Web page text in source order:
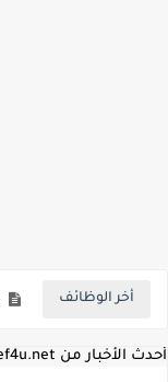
أخر الوظائف
أحدث الأخبار من wazaef4u.net | احدث اخبار الوظائف